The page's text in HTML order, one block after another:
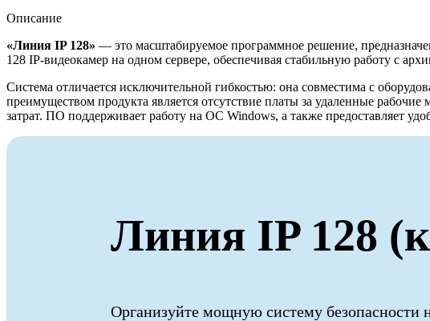
Описание
«Линия IP 128» — это масштабируемое программное решение,
128 IP-видеокамер на одном сервере, обеспечивая стабильную работу с
Система отличается исключительной гибкостью: она совместима с
преимуществом продукта является отсутствие платы за удаленные
затрат. ПО поддерживает работу на ОС Windows, а также предоставляет
Линия IP 128
Организуйте мощную систему безопасности